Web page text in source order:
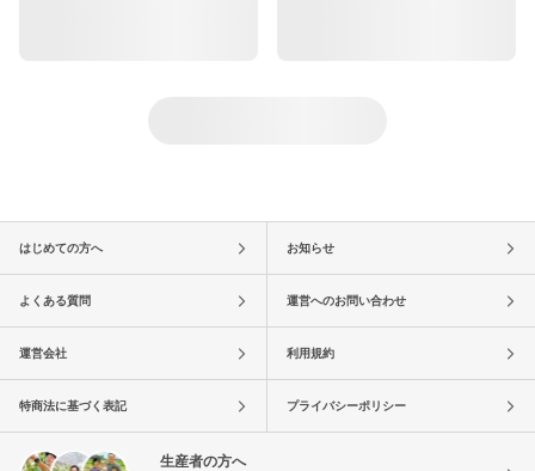
はじめての方へ お知らせ
よくある質問 運営へのお問い合わせ
運営会社 利用規約
特商法に基づく表記 プライバシーポリシー
生産者の方へ